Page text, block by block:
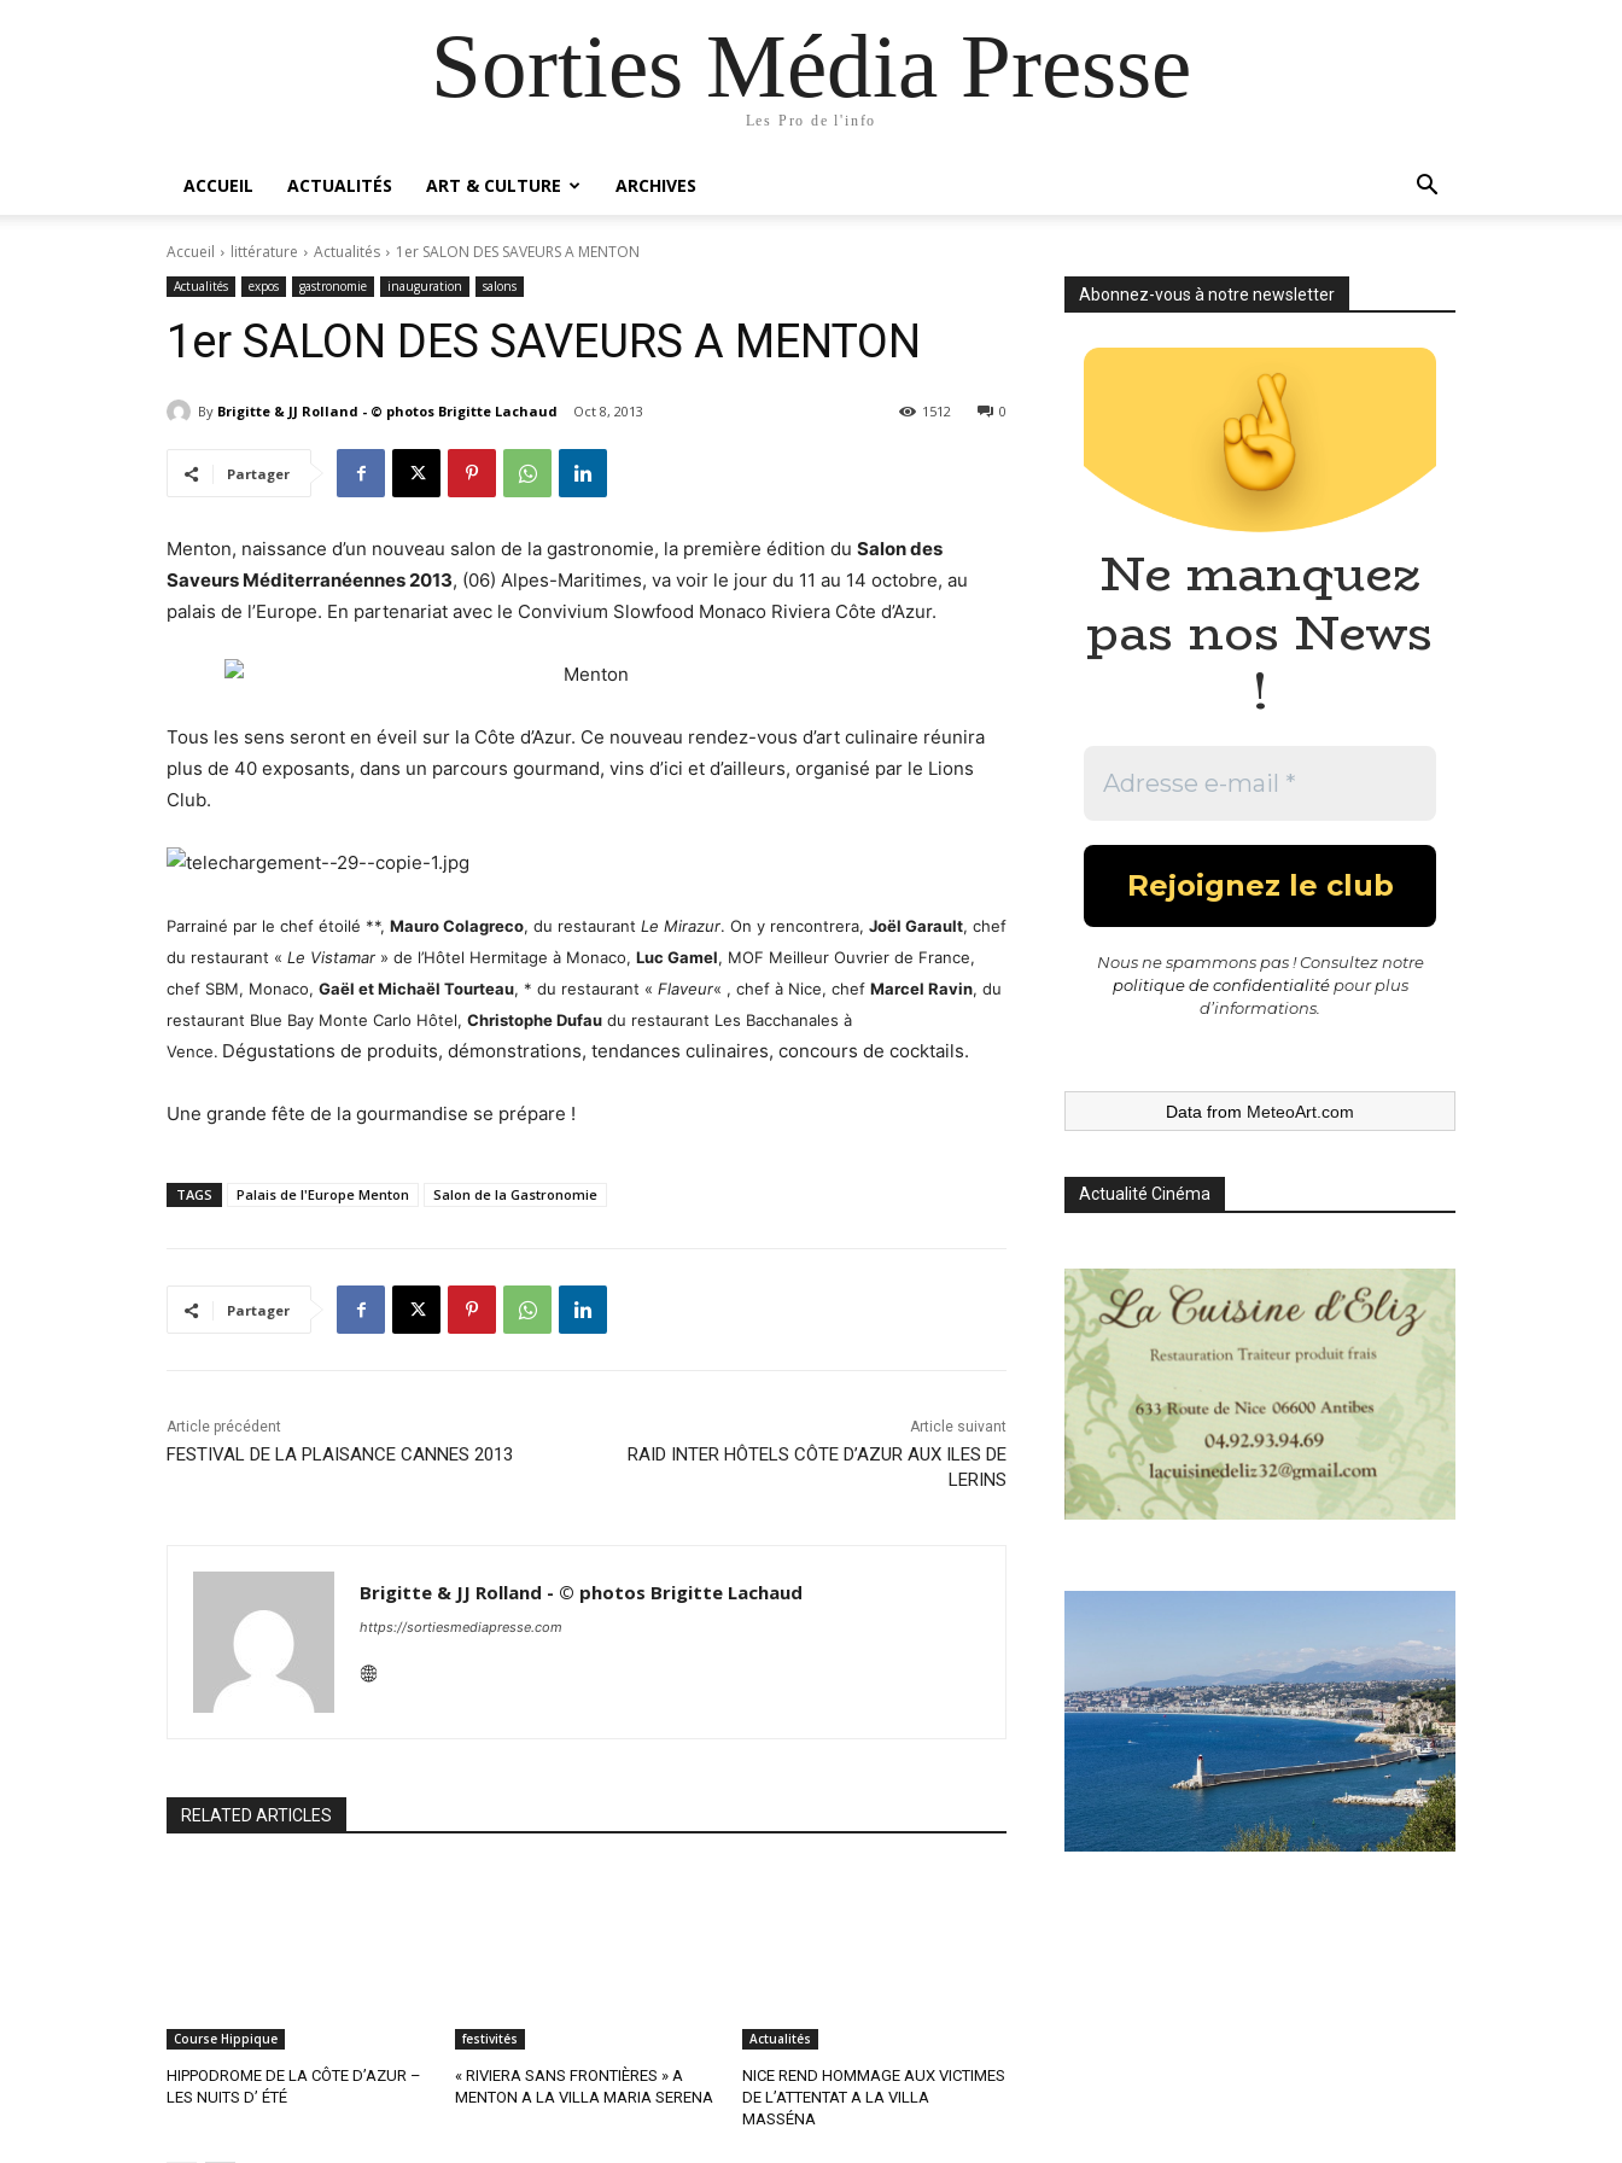
Sorties Média Presse
Les Pro de l'info
ACCUEIL ACTUALITÉS ART & CULTURE ARCHIVES
Accueil littérature Actualités 1er SALON DES SAVEURS A MENTON
Actualités expos gastronomie inauguration salons
1er SALON DES SAVEURS A MENTON
By Brigitte & JJ Rolland - © photos Brigitte Lachaud Oct 8, 2013 0
1512
Partager
Menton, naissance d’un nouveau salon de la gastronomie, la première édition du Salon des
Saveurs Méditerranéennes 2013, (06) Alpes-Maritimes, va voir le jour du 11 au 14 octobre, au
palais de l’Europe. En partenariat avec le Convivium Slowfood Monaco Riviera Côte d’Azur.
Tous les sens seront en éveil sur la Côte d’Azur. Ce nouveau rendez-vous d’art culinaire réunira
plus de 40 exposants, dans un parcours gourmand, vins d’ici et d’ailleurs, organisé par le Lions
Club.
Parrainé par le chef étoilé **, Mauro Colagreco, du restaurant Le Mirazur. On y rencontrera, Joël Garault, chef
du restaurant « Le Vistamar » de l’Hôtel Hermitage à Monaco, Luc Gamel, MOF Meilleur Ouvrier de France,
chef SBM, Monaco, Gaël et Michaël Tourteau, * du restaurant « Flaveur« , chef à Nice, chef Marcel Ravin, du
restaurant Blue Bay Monte Carlo Hôtel, Christophe Dufau du restaurant Les Bacchanales à
Vence. Dégustations de produits, démonstrations, tendances culinaires, concours de cocktails.
Une grande fête de la gourmandise se prépare !
TAGS Palais de l'Europe Menton Salon de la Gastronomie
Partager
Article précédent
FESTIVAL DE LA PLAISANCE CANNES 2013
Article suivant
RAID INTER HÔTELS CÔTE D’AZUR AUX ILES DE
LERINS
Brigitte & JJ Rolland - © photos Brigitte Lachaud
https://sortiesmediapresse.com
RELATED ARTICLES
Course Hippique
HIPPODROME DE LA CÔTE D’AZUR –
LES NUITS D’ ÉTÉ
festivités
« RIVIERA SANS FRONTIÈRES » A
MENTON A LA VILLA MARIA SERENA
Actualités
NICE REND HOMMAGE AUX VICTIMES
DE L’ATTENTAT A LA VILLA
MASSÉNA
Abonnez-vous à notre newsletter
Ne manquez
pas nos News
!
Nous ne spammons pas ! Consultez notre
politique de confidentialitépour plus
d’informations.
Data from MeteoArt.com
Actualité Cinéma